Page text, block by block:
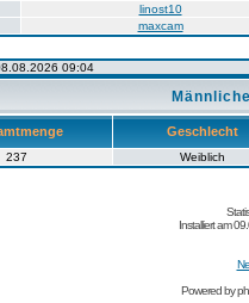
linost10
maxcam
09:04
Geschlecht
237 Weiblich
Installiert am
Powered by